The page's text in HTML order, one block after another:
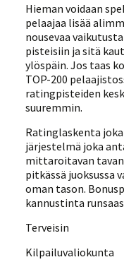
Hieman voidaan
pelaajaa lisää
nousevaa
pisteisiin ja sitä
ylöspäin. Jos taas
TOP-200
ratingpisteiden
suuremmin.
Ratinglaskenta
järjestelmä joka
mittaroitavan
pitkässä juoksussa
oman tason.
kannustinta
Terveisin
Kilpailuvaliokunta